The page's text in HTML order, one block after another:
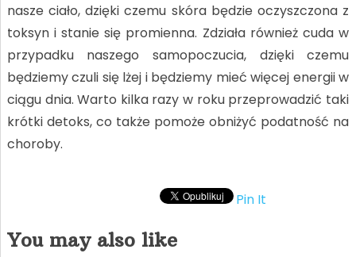
nasze ciało, dzięki czemu skóra będzie oczyszczona z
toksyn i stanie się promienna. Zdziała również cuda w
przypadku naszego samopoczucia, dzięki czemu
będziemy czuli się lżej i będziemy mieć więcej energii w
ciągu dnia. Warto kilka razy w roku przeprowadzić taki
krótki detoks, co także pomoże obniżyć podatność na
choroby.
Pin It
You may also like